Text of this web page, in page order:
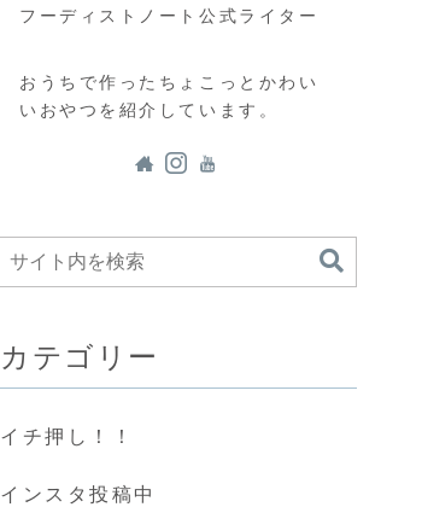
フーディストノート公式ライター
おうちで作ったちょこっとかわい
いおやつを紹介しています。
カテゴリー
イチ押し！！
インスタ投稿中